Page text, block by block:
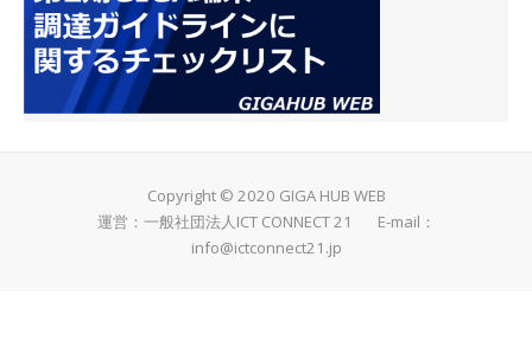
Copyright © 2020 GIGA HUB WEB
運営：一般社団法人ICT CONNECT 21 E-mail：
info@ictconnect21.jp